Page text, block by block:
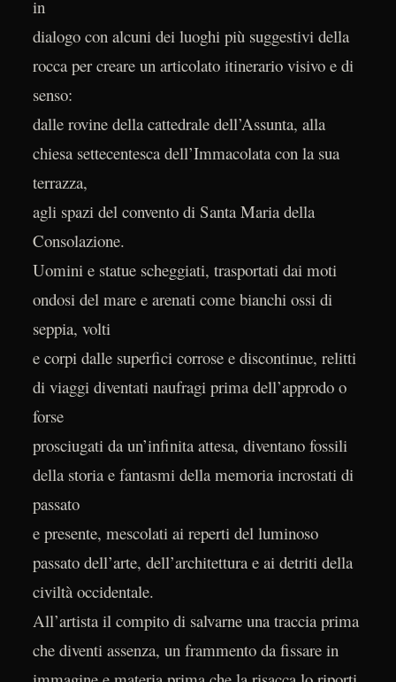
in
dialogo con alcuni dei luoghi più suggestivi della
rocca per creare un articolato itinerario visivo e di
senso:
dalle rovine della cattedrale dell’Assunta, alla
chiesa settecentesca dell’Immacolata con la sua
terrazza,
agli spazi del convento di Santa Maria della
Consolazione.
Uomini e statue scheggiati, trasportati dai moti
ondosi del mare e arenati come bianchi ossi di
seppia, volti
e corpi dalle superfici corrose e discontinue, relitti
di viaggi diventati naufragi prima dell’approdo o
forse
prosciugati da un’infinita attesa, diventano fossili
della storia e fantasmi della memoria incrostati di
passato
e presente, mescolati ai reperti del luminoso
passato dell’arte, dell’architettura e ai detriti della
civiltà occidentale.
All’artista il compito di salvarne una traccia prima
che diventi assenza, un frammento da fissare in